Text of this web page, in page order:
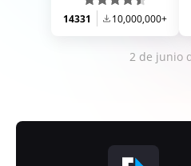
14331 10,000,000+
2 de junio